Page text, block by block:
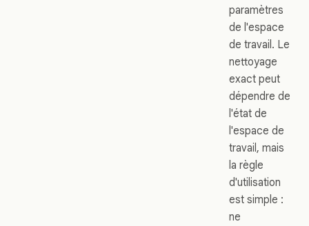
paramètres
de l'espace
de travail. Le
nettoyage
exact peut
dépendre de
l'état de
l'espace de
travail, mais
la règle
d'utilisation
est simple :
ne